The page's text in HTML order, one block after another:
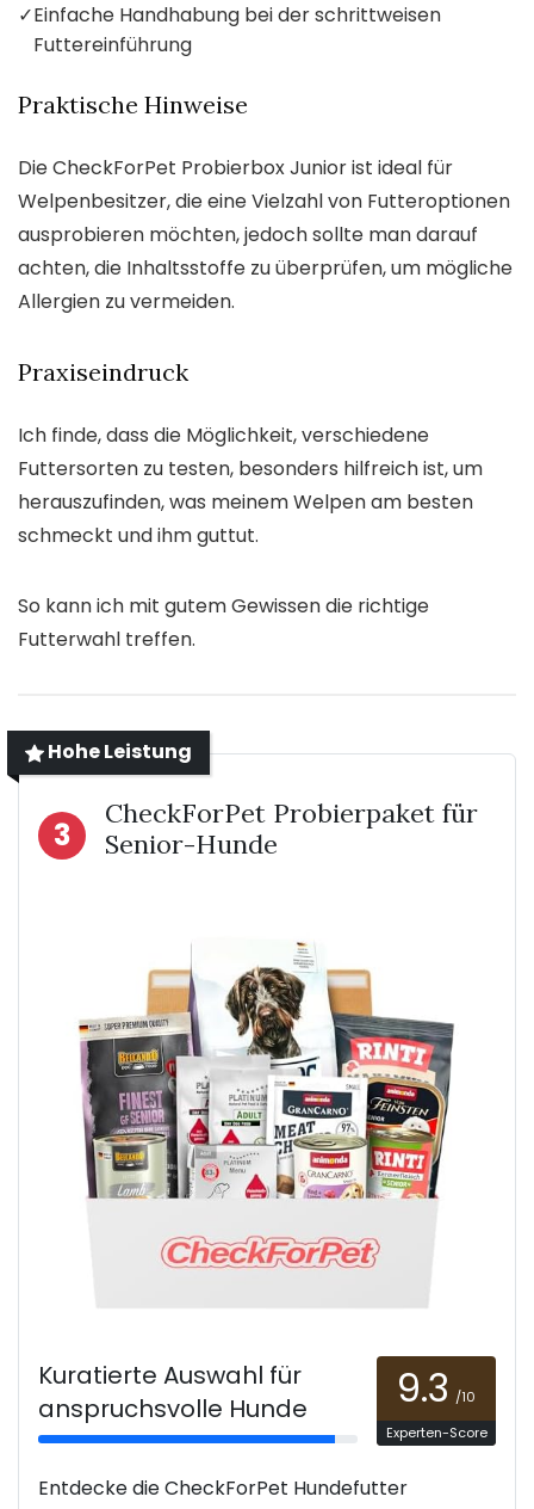
✓Einfache Handhabung bei der schrittweisen
Futtereinführung
Praktische Hinweise
Die CheckForPet Probierbox Junior ist ideal für
Welpenbesitzer, die eine Vielzahl von Futteroptionen
ausprobieren möchten, jedoch sollte man darauf
achten, die Inhaltsstoffe zu überprüfen, um mögliche
Allergien zu vermeiden.
Praxiseindruck
Ich finde, dass die Möglichkeit, verschiedene
Futtersorten zu testen, besonders hilfreich ist, um
herauszufinden, was meinem Welpen am besten
schmeckt und ihm guttut.
So kann ich mit gutem Gewissen die richtige
Futterwahl treffen.
Hohe Leistung
3
CheckForPet Probierpaket für
Senior-Hunde
Kuratierte Auswahl für
anspruchsvolle Hunde
9.3 /10
Experten-Score
Entdecke die CheckForPet Hundefutter